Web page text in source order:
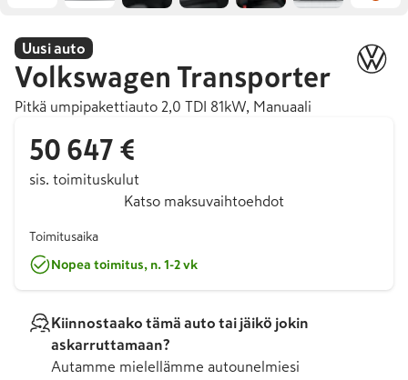
Uusi auto
Volkswagen Transporter
Pitkä umpipakettiauto 2,0 TDI 81kW, Manuaali
50 647 €
sis. toimituskulut
Katso maksuvaihtoehdot
Toimitusaika
Nopea toimitus, n. 1-2 vk
Kiinnostaako tämä auto tai jäikö jokin
askarruttamaan?
Autamme mielellämme autounelmiesi